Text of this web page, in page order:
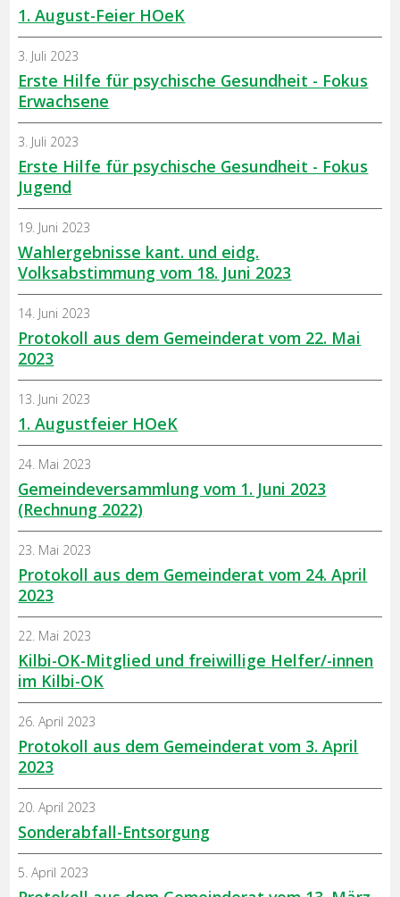
1. August-Feier HOeK
Erste Hilfe für psychische Gesundheit - Fokus
Erwachsene
3. Juli 2023
Erste Hilfe für psychische Gesundheit - Fokus
Jugend
3. Juli 2023
Wahlergebnisse kant. und eidg.
Volksabstimmung vom 18. Juni 2023
19. Juni 2023
Protokoll aus dem Gemeinderat vom 22. Mai
2023
14. Juni 2023
1. Augustfeier HOeK
13. Juni 2023
Gemeindeversammlung vom 1. Juni 2023
(Rechnung 2022)
24. Mai 2023
Protokoll aus dem Gemeinderat vom 24. April
2023
23. Mai 2023
Kilbi-OK-Mitglied und freiwillige Helfer/-innen
im Kilbi-OK
22. Mai 2023
Protokoll aus dem Gemeinderat vom 3. April
2023
26. April 2023
Sonderabfall-Entsorgung
20. April 2023
5. April 2023